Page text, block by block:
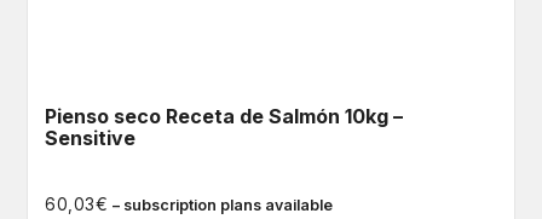
Pienso seco Receta de Salmón 10kg –
Sensitive
60,03€ – subscription plans available